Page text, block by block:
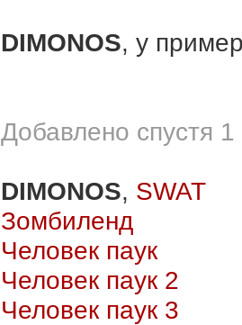
DIMONOS, у
Добавлено спустя
DIMONOS, SWAT
Зомбиленд
Человек паук
Человек паук 2
Человек паук 3